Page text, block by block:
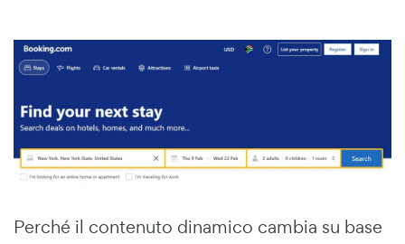
Perché il contenuto dinamico cambia su base